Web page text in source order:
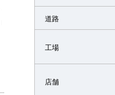
道路
工場
店舗